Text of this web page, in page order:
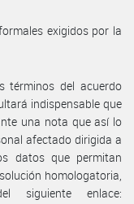
exigidos por la
términos del acuerdo
indispensable que
una nota que así lo
afectado dirigida a
datos que permitan
homologatoria,
siguiente enlace: